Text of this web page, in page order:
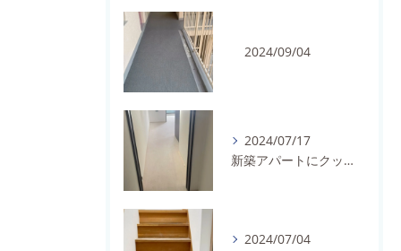
2024/09/04
2024/07/17
新築アパートにクッションフロアを施工しました。
2024/07/04